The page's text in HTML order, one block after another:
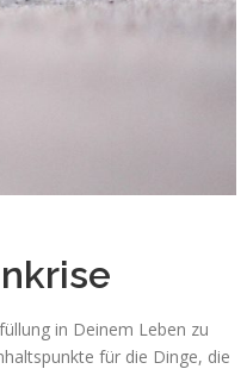
in Deinem Leben zu
für die Dinge, die